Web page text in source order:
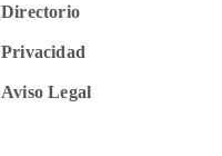
Directorio
Privacidad
Aviso Legal